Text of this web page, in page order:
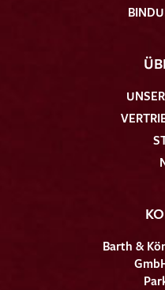
Barth &